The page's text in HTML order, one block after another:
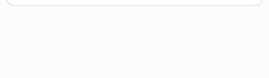
pueden descargar